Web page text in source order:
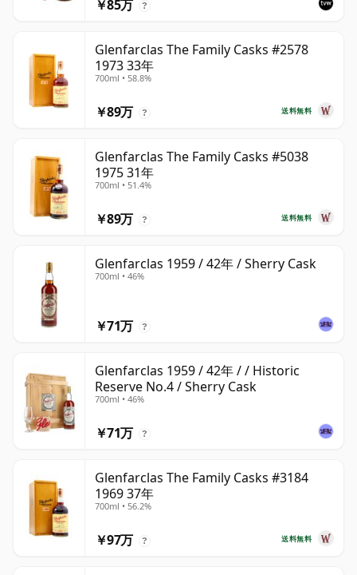
￥85万 ?
Glenfarclas The Family Casks #2578
1973 33年
700ml • 58.8%
送料無料
￥89万 ?
Glenfarclas The Family Casks #5038
1975 31年
700ml • 51.4%
送料無料
￥89万 ?
Glenfarclas 1959 / 42年 / Sherry Cask
700ml • 46%
￥71万 ?
Glenfarclas 1959 / 42年 / / Historic
Reserve No.4 / Sherry Cask
700ml • 46%
￥71万 ?
Glenfarclas The Family Casks #3184
1969 37年
700ml • 56.2%
送料無料
￥97万 ?